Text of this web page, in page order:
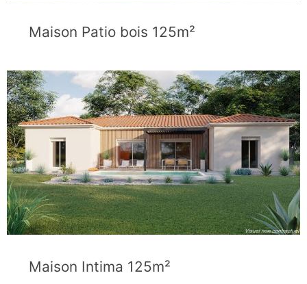
Maison Patio bois 125m²
Maison Intima 125m²